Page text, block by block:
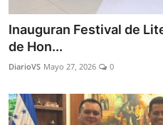
Inauguran Festival de
de Hon...
DiarioVS Mayo 27, 2026 0